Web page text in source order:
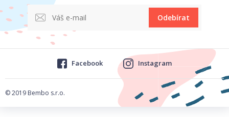
Odebírat
© 2019 Bembo s.r.o.
Facebook Instagram